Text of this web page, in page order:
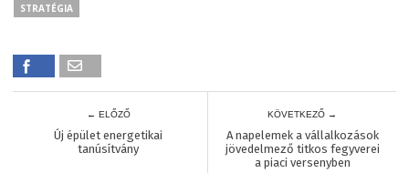
STRATÉGIA
← ELŐZŐ
Új épület energetikai
tanúsítvány
KÖVETKEZŐ →
A napelemek a vállalkozások
jövedelmező titkos fegyverei
a piaci versenyben